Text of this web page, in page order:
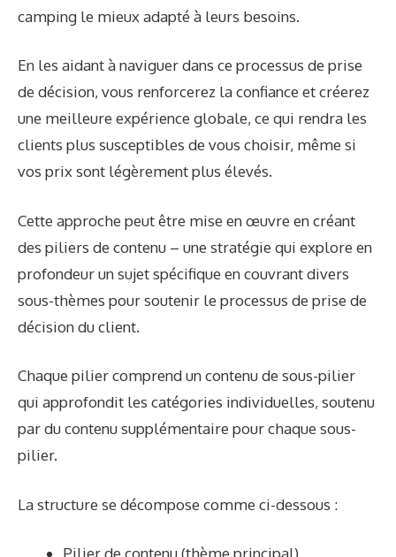
camping le mieux adapté à leurs besoins.
En les aidant à naviguer dans ce processus de prise
de décision, vous renforcerez la confiance et créerez
une meilleure expérience globale, ce qui rendra les
clients plus susceptibles de vous choisir, même si
vos prix sont légèrement plus élevés.
Cette approche peut être mise en œuvre en créant
des piliers de contenu – une stratégie qui explore en
profondeur un sujet spécifique en couvrant divers
sous-thèmes pour soutenir le processus de prise de
décision du client.
Chaque pilier comprend un contenu de sous-pilier
qui approfondit les catégories individuelles, soutenu
par du contenu supplémentaire pour chaque sous-
pilier.
La structure se décompose comme ci-dessous :
Pilier de contenu (thème principal).